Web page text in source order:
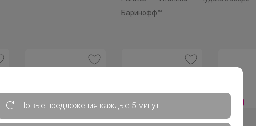
Баринофф™
375р
Скидка
179р 750р
Новые предложения каждые 5 минут